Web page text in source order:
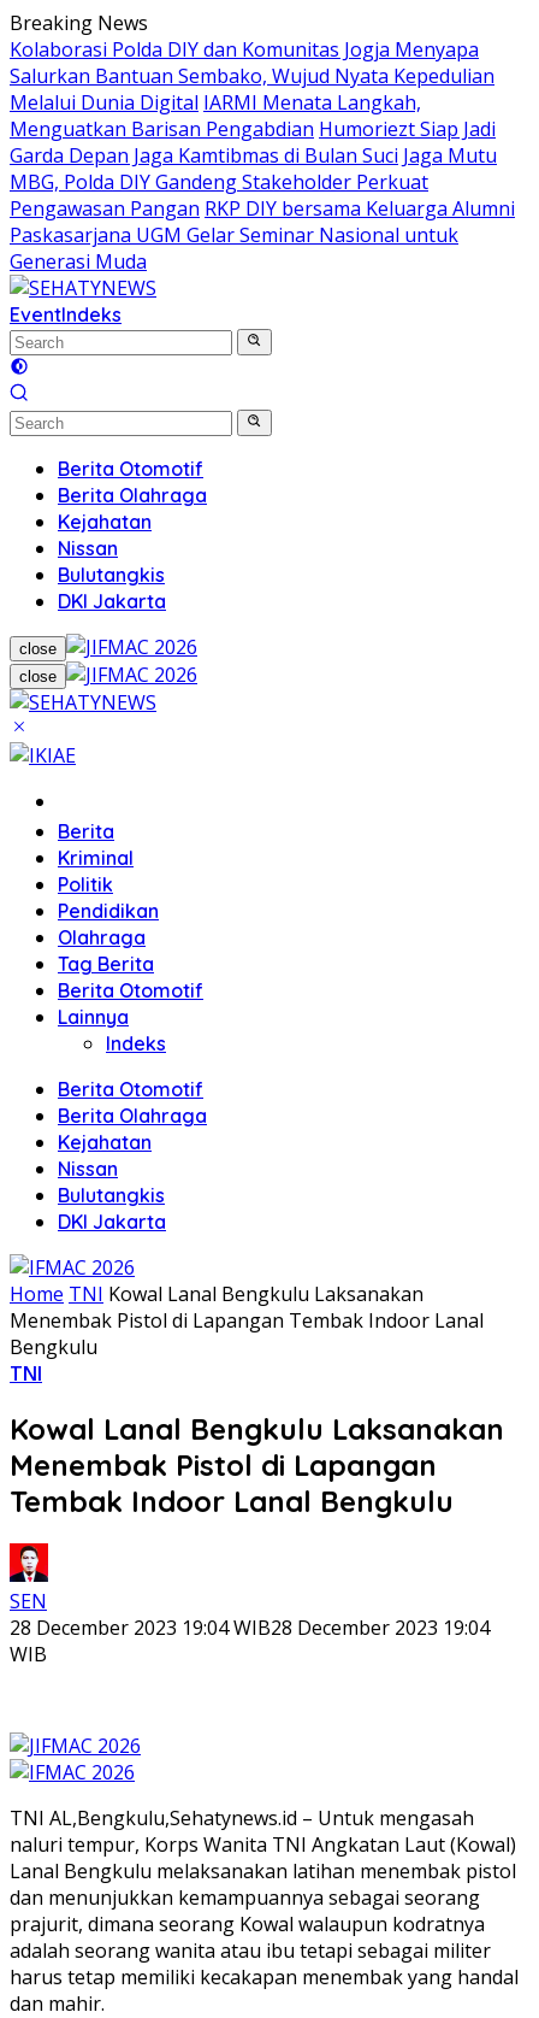
Skip
to
content
Breaking News
Kolaborasi Polda DIY dan Komunitas Jogja Menyapa
Salurkan Bantuan Sembako, Wujud Nyata Kepedulian
Melalui Dunia Digital IARMI Menata Langkah,
Menguatkan Barisan Pengabdian Humoriezt Siap Jadi
Garda Depan Jaga Kamtibmas di Bulan Suci Jaga Mutu
MBG, Polda DIY Gandeng Stakeholder Perkuat
Pengawasan Pangan RKP DIY bersama Keluarga Alumni
Paskasarjana UGM Gelar Seminar Nasional untuk
Generasi Muda
EventIndeks
Berita Otomotif
Berita Olahraga
Kejahatan
Nissan
Bulutangkis
DKI Jakarta
close
close
Berita
Kriminal
Politik
Pendidikan
Olahraga
Tag Berita
Berita Otomotif
Lainnya
Indeks
Berita Otomotif
Berita Olahraga
Kejahatan
Nissan
Bulutangkis
DKI Jakarta
Home TNI Kowal Lanal Bengkulu Laksanakan
Menembak Pistol di Lapangan Tembak Indoor Lanal
Bengkulu
TNI
Kowal Lanal Bengkulu Laksanakan
Menembak Pistol di Lapangan
Tembak Indoor Lanal Bengkulu
SEN
28 December 2023 19:04 WIB28 December 2023 19:04
WIB
TNI AL,Bengkulu,Sehatynews.id – Untuk mengasah
naluri tempur, Korps Wanita TNI Angkatan Laut (Kowal)
Lanal Bengkulu melaksanakan latihan menembak pistol
dan menunjukkan kemampuannya sebagai seorang
prajurit, dimana seorang Kowal walaupun kodratnya
adalah seorang wanita atau ibu tetapi sebagai militer
harus tetap memiliki kecakapan menembak yang handal
dan mahir.